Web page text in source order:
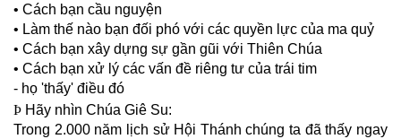
• Cách bạn cầu nguyện
• Làm thế nào bạn đối phó với các quyền lực của ma quỷ
• Cách bạn xây dựng sự gần gũi với Thiên Chúa
• Cách bạn xử lý các vấn đề riêng tư của trái tim
- họ 'thấy' điều đó
Þ Hãy nhìn Chúa Giê Su:
Trong 2.000 năm lịch sử Hội Thánh chúng ta đã thấy ngay